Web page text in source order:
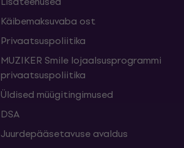
Käibemaksuvaba ost
Privaatsuspoliitika
MUZIKER Smile lojaalsusprogrammi
privaatsuspoliitika
Üldised müügitingimused
DSA
Juurdepääsetavuse avaldus